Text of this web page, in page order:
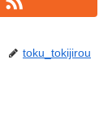
toku_tokijirou